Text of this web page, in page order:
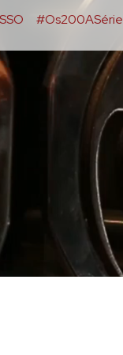
#Os200ASérie